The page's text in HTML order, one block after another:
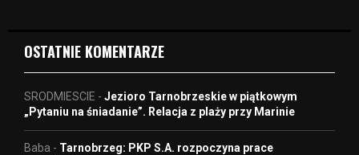
OSTATNIE KOMENTARZE
SRODMIESCIE - Jezioro Tarnobrzeskie w piątkowym
„Pytaniu na śniadanie”. Relacja z plaży przy Marinie
Baba - Tarnobrzeg: PKP S.A. rozpoczyna prace